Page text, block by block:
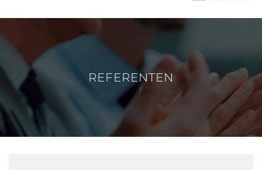
REFERENTEN